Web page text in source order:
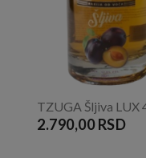
TZUGA Šljiva LUX
2.790,00 RSD